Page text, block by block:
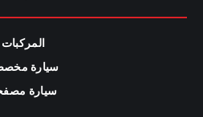
المركبات
سيارة
سيارة